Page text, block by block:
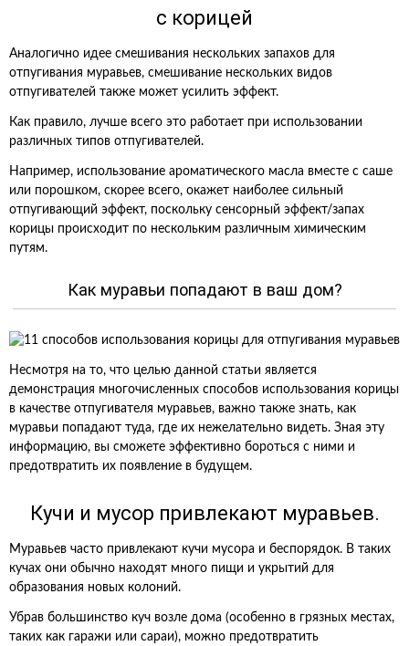
с корицей
Аналогично идее смешивания нескольких запахов для
отпугивания муравьев, смешивание нескольких видов
отпугивателей также может усилить эффект.
Как правило, лучше всего это работает при использовании
различных типов отпугивателей.
Например, использование ароматического масла вместе с саше
или порошком, скорее всего, окажет наиболее сильный
отпугивающий эффект, поскольку сенсорный эффект/запах
корицы происходит по нескольким различным химическим
путям.
Как муравьи попадают в ваш дом?
Несмотря на то, что целью данной статьи является
демонстрация многочисленных способов использования корицы
в качестве отпугивателя муравьев, важно также знать, как
муравьи попадают туда, где их нежелательно видеть. Зная эту
информацию, вы сможете эффективно бороться с ними и
предотвратить их появление в будущем.
Кучи и мусор привлекают муравьев.
Муравьев часто привлекают кучи мусора и беспорядок. В таких
кучах они обычно находят много пищи и укрытий для
образования новых колоний.
Убрав большинство куч возле дома (особенно в грязных местах,
таких как гаражи или сараи), можно предотвратить